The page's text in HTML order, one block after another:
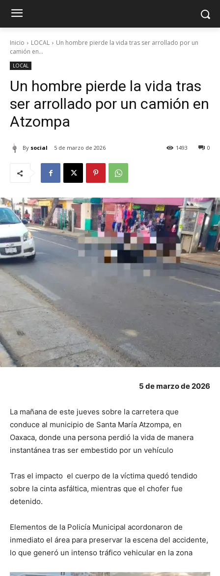
Inicio LOCAL
Un hombre pierde la vida tras ser arrollado por un
camión en...
LOCAL
Un hombre pierde la vida tras
ser arrollado por un camión en
Atzompa
By social 5 de marzo de 2026 0
1493
5 de marzo de 2026
La mañana de este jueves sobre la carretera que
conduce al municipio de Santa María Atzompa, en
Oaxaca, donde una persona perdió la vida de manera
instantánea tras ser embestido por un vehículo
Tras el impacto el cuerpo de la víctima quedó tendido
sobre la cinta asfáltica, mientras que el chofer fue
detenido.
Elementos de la Policía Municipal acordonaron de
inmediato el área para preservar la escena del accidente,
lo que generó un intenso tráfico vehicular en la zona